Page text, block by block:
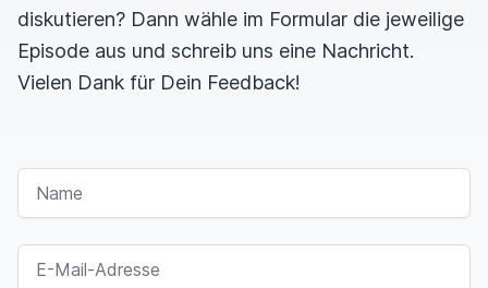
diskutieren? Dann wähle im Formular die jeweilige
Episode aus und schreib uns eine Nachricht.
Vielen Dank für Dein Feedback!
NAME
E-MAIL-ADRESSE